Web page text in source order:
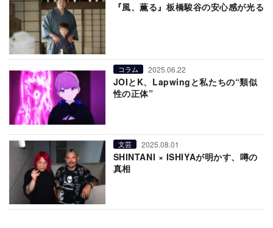
『風、薫る』板橋駿谷の安心感が光る
コラム 2025.06.22
JOIとK、Lapwingと私たちの“類似
性の正体”
文芸 2025.08.01
SHINTANI × ISHIYAが明かす、噂の
真相